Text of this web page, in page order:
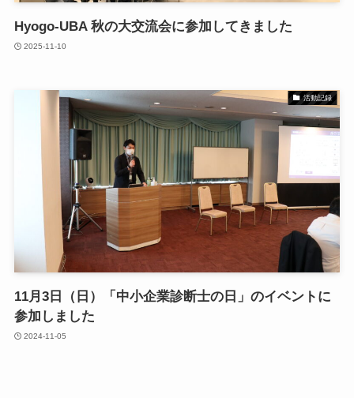
Hyogo‐UBA 秋の大交流会に参加してきました
2025-11-10
活動記録
11月3日（日）「中小企業診断士の日」のイベントに
参加しました
2024-11-05